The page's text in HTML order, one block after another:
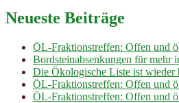
Neueste Beiträge
ÖL-Fraktionstreffen: Offen und
Bordsteinabsenkungen für mehr
Die Ökologische Liste ist wieder
ÖL-Fraktionstreffen: Offen und
ÖL-Fraktionstreffen: Offen und